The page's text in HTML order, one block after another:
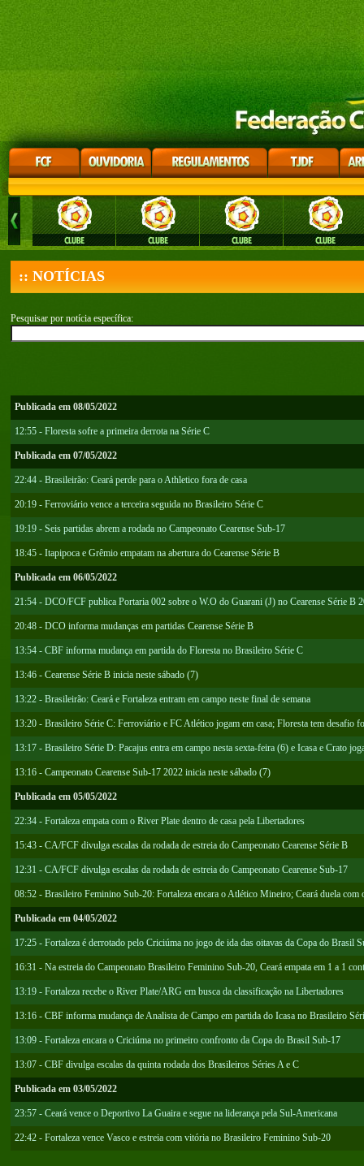
:: NOTÍCIAS
Pesquisar por notícia específica:
Publicada em 08/05/2022
12:55 - Floresta sofre a primeira derrota na Série C
Publicada em 07/05/2022
22:44 - Brasileirão: Ceará perde para o Athletico fora de casa
20:19 - Ferroviário vence a terceira seguida no Brasileiro Série C
19:19 - Seis partidas abrem a rodada no Campeonato Cearense Sub-17
18:45 - Itapipoca e Grêmio empatam na abertura do Cearense Série B
Publicada em 06/05/2022
21:54 - DCO/FCF publica Portaria 002 sobre o W.O do Guarani (J) no Cearense Série B
20:48 - DCO informa mudanças em partidas Cearense Série B
13:54 - CBF informa mudança em partida do Floresta no Brasileiro Série C
13:46 - Cearense Série B inicia neste sábado (7)
13:22 - Brasileirão: Ceará e Fortaleza entram em campo neste final de semana
13:20 - Brasileiro Série C: Ferroviário e FC Atlético jogam em casa; Floresta tem desafio
13:17 - Brasileiro Série D: Pacajus entra em campo nesta sexta-feira (6) e Icasa e Crato
13:16 - Campeonato Cearense Sub-17 2022 inicia neste sábado (7)
Publicada em 05/05/2022
22:34 - Fortaleza empata com o River Plate dentro de casa pela Libertadores
15:43 - CA/FCF divulga escalas da rodada de estreia do Campeonato Cearense Série B
12:31 - CA/FCF divulga escalas da rodada de estreia do Campeonato Cearense Sub-17
08:52 - Brasileiro Feminino Sub-20: Fortaleza encara o Atlético Mineiro; Ceará duela com
Publicada em 04/05/2022
17:25 - Fortaleza é derrotado pelo Criciúma no jogo de ida das oitavas da Copa do Brasil
16:31 - Na estreia do Campeonato Brasileiro Feminino Sub-20, Ceará empata em 1 a 1
13:19 - Fortaleza recebe o River Plate/ARG em busca da classificação na Libertadores
13:16 - CBF informa mudança de Analista de Campo em partida do Icasa no Brasileiro
13:09 - Fortaleza encara o Criciúma no primeiro confronto da Copa do Brasil Sub-17
13:07 - CBF divulga escalas da quinta rodada dos Brasileiros Séries A e C
Publicada em 03/05/2022
23:57 - Ceará vence o Deportivo La Guaira e segue na liderança pela Sul-Americana
22:42 - Fortaleza vence Vasco e estreia com vitória no Brasileiro Feminino Sub-20